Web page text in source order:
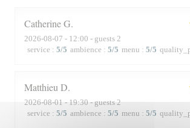
CatherineG
2026-08-07 - 12:00 - guests 2
service : 5/5 ambience : 5/5 menu : 5/5
Matthieu D
2026-08-01 - 19:30 - guests 2
service : 5/5 ambience : 5/5 menu : 5/5